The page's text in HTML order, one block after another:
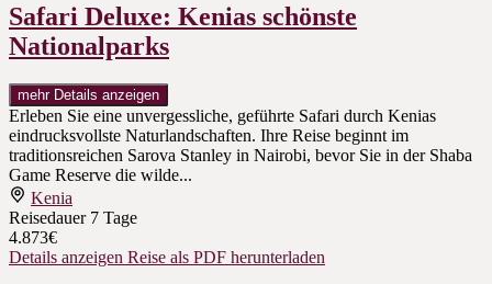
Safari Deluxe: Kenias schönste
Nationalparks
mehr Details anzeigen
Erleben Sie eine unvergessliche, geführte Safari durch Kenias
eindrucksvollste Naturlandschaften. Ihre Reise beginnt im
traditionsreichen Sarova Stanley in Nairobi, bevor Sie in der Shaba
Game Reserve die wilde...
Kenia
Reisedauer 7 Tage
4.873€
Details anzeigen Reise als PDF herunterladen